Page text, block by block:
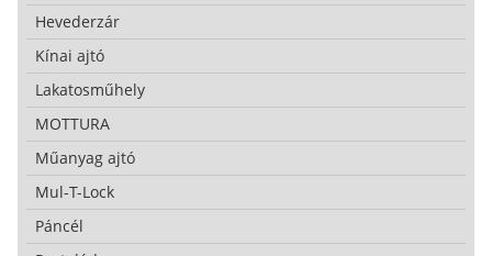
Hevederzár
Kínai ajtó
Lakatosműhely
MOTTURA
Műanyag ajtó
Mul-T-Lock
Páncél